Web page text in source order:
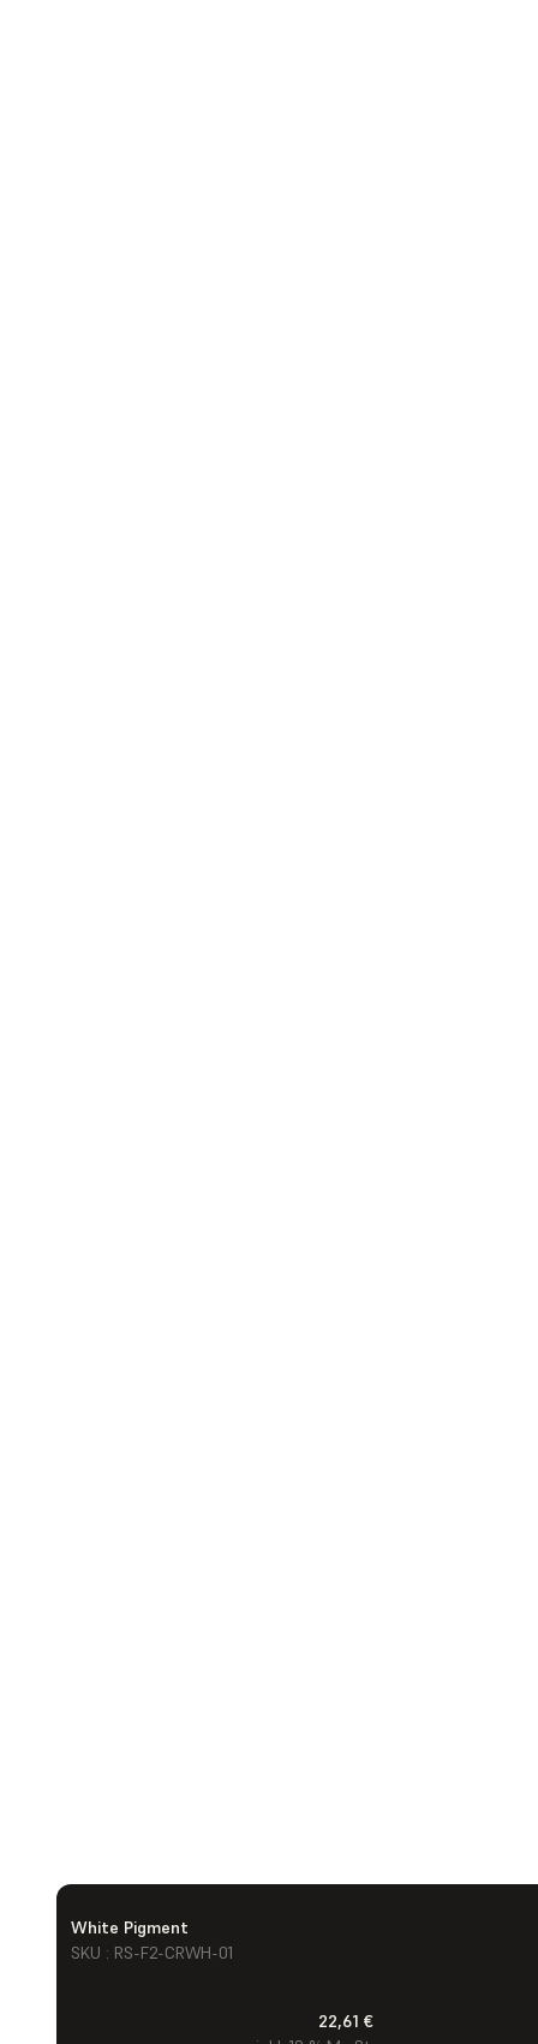
White Pigment
SKU : RS-F2-CRWH-01
22,61 €